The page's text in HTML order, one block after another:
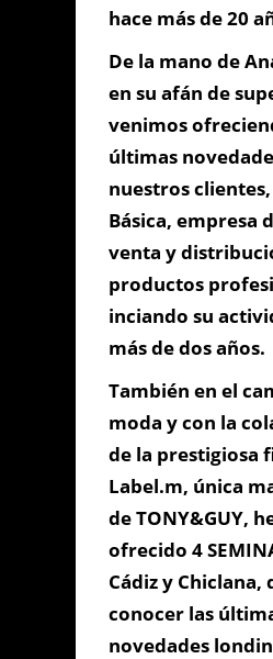
hace más de 20
De la mano de
en su afán de
venimos
últimas
nuestros
Básica, empresa
venta y
productos
inciando su
más de dos años.
También en el
moda y con la
de la prestigiosa
Label.m, única
de TONY&GUY,
ofrecido 4
Cádiz y Chiclana,
conocer las
novedades
Información
Contacto
C/ GOYA Nº 11 -
956 079 861
ana-
Contacta con